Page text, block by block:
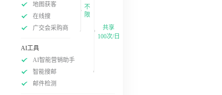
地图获客
在线搜
广交会采购商
不
限
AI工具
AI智能营销助手
智能搜邮
邮件检测
共享
100次/日